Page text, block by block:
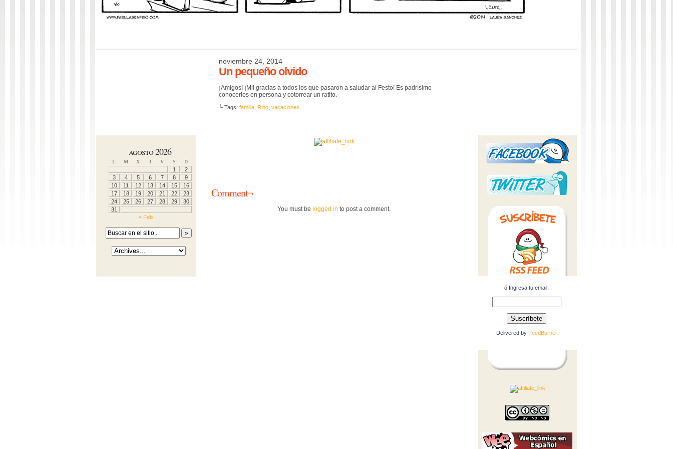
noviembre 24, 2014
Un pequeño olvido
¡Amigos! ¡Mil gracias a todos los que pasaron a saludar al Festo! Es padrísimo
conocerlos en persona y cotorrear un ratito.
└ Tags: familia Rino vacaciones
agosto 2026
L M X J V S D
1
2
3
4 5 6 7 8
9
10
11 12 13 14 15
16
17
18 19 20 21 22
23
24
25 26 27 28 29
30
31
« Feb
Comment¬
You must be logged in to post a comment.
ó Ingresa tu email:
Delivered by FeedBurner